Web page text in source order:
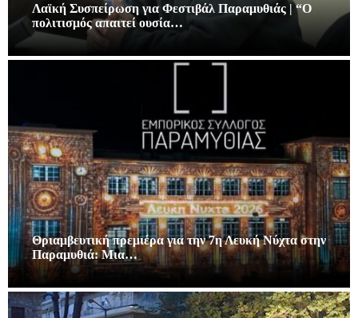
Λαϊκή Συσπείρωση για Φεστιβάλ Παραμυθιάς | “Ο
πολιτισμός απαιτεί ουσία…
Θριαμβευτική πρεμιέρα για την 7η Λευκή Νύχτα στην
Παραμυθιά: Μια…